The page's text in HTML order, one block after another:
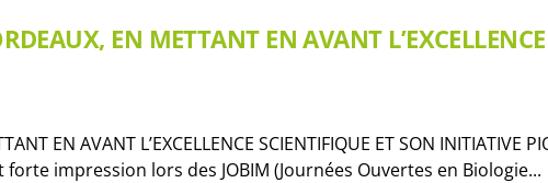
EN METTANT EN AVANT
EN AVANT L’EXCELLENCE SCIENTIFIQUE ET SON
forte impression lors des JOBIM (Journées Ouvertes en Biologie...